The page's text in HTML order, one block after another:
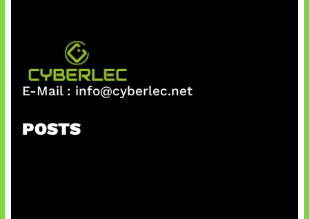
E-Mail : info@cyberlec.net
POSTS